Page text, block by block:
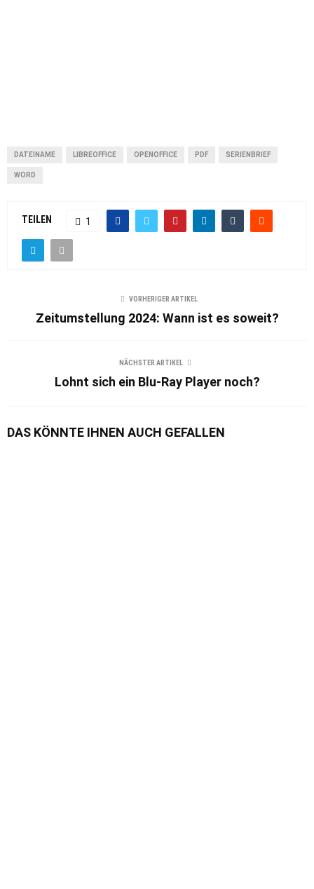
DATEINAME LIBREOFFICE OPENOFFICE PDF SERIENBRIEF
WORD
TEILEN 1
VORHERIGER ARTIKEL
Zeitumstellung 2024: Wann ist es soweit?
NÄCHSTER ARTIKEL
Lohnt sich ein Blu-Ray Player noch?
DAS KÖNNTE IHNEN AUCH GEFALLEN